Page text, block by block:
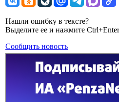
Нашли ошибку в тексте?
Выделите ее и нажмите Ctrl+Enter
Сообщить новость